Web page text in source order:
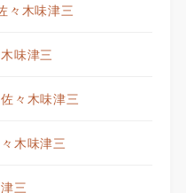
々木味津三
味津三
々木味津三
木味津三
三